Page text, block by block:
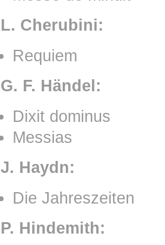
L. Cherubini:
Requiem
G. F. Händel:
Dixit dominus
Messias
J. Haydn:
Die Jahreszeiten
P. Hindemith: